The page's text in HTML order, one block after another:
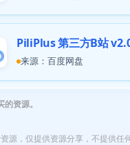
PiliPlus 第三方B站
来源：百度网盘
资源。
源，仅提供资源分享，不提供